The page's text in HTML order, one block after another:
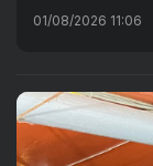
01/08/2026 11:06